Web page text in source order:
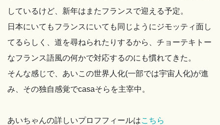
しているけど、新年はまたフランスで迎える予定。
日本にいてもフランスにいても同じようにジモッティ面し
てるらしく、道を尋ねられたりするから、チョーテキトー
なフランス語風の何かで対応するのにも慣れてきた。
そんな感じで、あいこの世界人化(一部では宇宙人化)が進
み、その独自感覚でcasaそらを主宰中。
あいちゃんの詳しいプロフフィールはこちら